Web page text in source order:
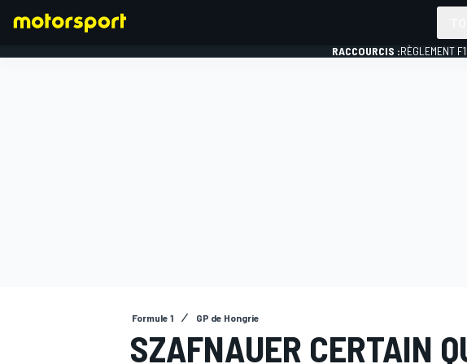
RACCOURCIS :RÈGLEMENT
Formule 1 GP de Hongrie
SZAFNAUER CERTAIN